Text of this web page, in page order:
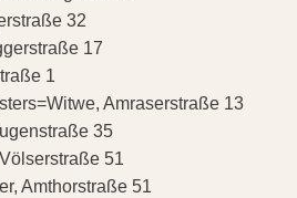
32
17
1
Amraserstraße 13
35
51
Amthorstraße 51